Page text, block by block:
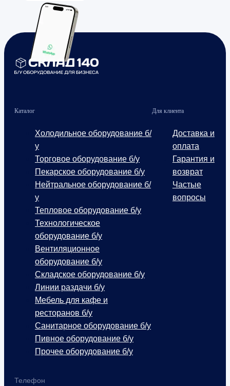
Телефон
Каталог
Холодильное оборудование б/
у
Торговое оборудование б/у
Пекарское оборудование б/у
Нейтральное оборудование б/
у
Тепловое оборудование б/у
Технологическое
оборудование б/у
Вентиляционное
оборудование б/у
Складское оборудование б/у
Линии раздачи б/у
Мебель для кафе и
ресторанов б/у
Санитарное оборудование б/у
Пивное оборудование б/у
Прочее оборудование б/у
Для клиента
Доставка и
оплата
Гарантия и
возврат
Частые
вопросы